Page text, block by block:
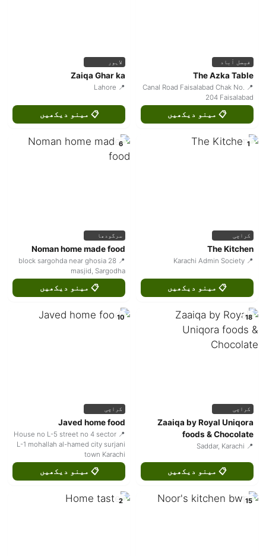
فیصل آباد
The Azka Table
📍 Canal Road Faisalabad Chak No.
204 Faisalabad
📋 مینو دیکھیں
لاہور
Zaiqa Ghar ka
📍 Lahore
📋 مینو دیکھیں
1
کراچی
The Kitchen
📍 Karachi Admin Society
📋 مینو دیکھیں
6
سرگودھا
Noman home made food
📍 28 block sargohda near ghosia
masjid, Sargodha
📋 مینو دیکھیں
18
کراچی
Zaaiqa by Royal Uniqora
foods & Chocolate
📍 Saddar, Karachi
📋 مینو دیکھیں
10
کراچی
Javed home food
📍 House no L-5 street no 4 sector
L-1 mohallah al-hamed city surjani
town Karachi
📋 مینو دیکھیں
15
2